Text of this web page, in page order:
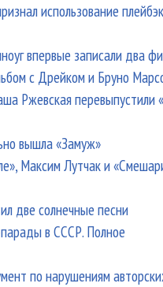
использование
впервые записали два
с Дрейком и Бруно
Ржевская перевыпустили
вышла «Замуж»
Максим Лутчак и
две солнечные песни
в СССР. Полное
по нарушениям